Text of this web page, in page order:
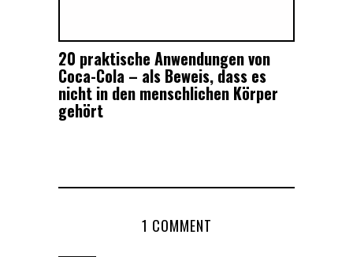
20 praktische Anwendungen von
Coca-Cola – als Beweis, dass es
nicht in den menschlichen Körper
gehört
1 COMMENT